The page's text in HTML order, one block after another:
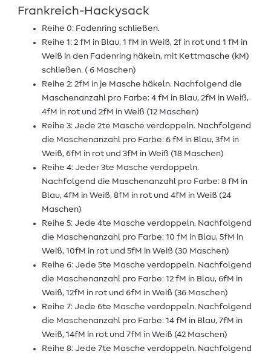
Frankreich-Hackysack
Reihe 0: Fadenring schließen.
Reihe 1: 2 fM in Blau, 1 fM in Weiß, 2f in rot und 1 fM in
Weiß in den Fadenring häkeln, mit Kettmasche (kM)
schließen. ( 6 Maschen)
Reihe 2: 2fM in je Masche häkeln. Nachfolgend die
Maschenanzahl pro Farbe: 4 fM in Blau, 2fM in Weiß,
4fM in rot und 2fM in Weiß (12 Maschen)
Reihe 3: Jede 2te Masche verdoppeln. Nachfolgend
die Maschenanzahl pro Farbe: 6 fM in Blau, 3fM in
Weiß, 6fM in rot und 3fM in Weiß (18 Maschen)
Reihe 4: Jeder 3te Masche verdoppeln.
Nachfolgend die Maschenanzahl pro Farbe: 8 fM in
Blau, 4fM in Weiß, 8fM in rot und 4fM in Weiß (24
Maschen)
Reihe 5: Jede 4te Masche verdoppeln. Nachfolgend
die Maschenanzahl pro Farbe: 10 fM in Blau, 5fM in
Weiß, 10fM in rot und 5fM in Weiß (30 Maschen)
Reihe 6: Jede 5te Masche verdoppeln. Nachfolgend
die Maschenanzahl pro Farbe: 12 fM in Blau, 6fM in
Weiß, 12fM in rot und 6fM in Weiß (36 Maschen)
Reihe 7: Jede 6te Masche verdoppeln. Nachfolgend
die Maschenanzahl pro Farbe: 14 fM in Blau, 7fM in
Weiß, 14fM in rot und 7fM in Weiß (42 Maschen)
Reihe 8: Jede 7te Masche verdoppeln. Nachfolgend